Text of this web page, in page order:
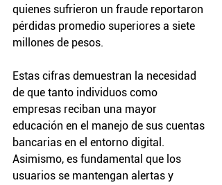
quienes sufrieron un fraude reportaron
pérdidas promedio superiores a siete
millones de pesos.
Estas cifras demuestran la necesidad
de que tanto individuos como
empresas reciban una mayor
educación en el manejo de sus cuentas
bancarias en el entorno digital.
Asimismo, es fundamental que los
usuarios se mantengan alertas y